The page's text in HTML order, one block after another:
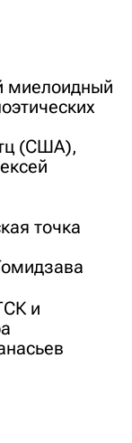
миелоидный
(США),
точка
и